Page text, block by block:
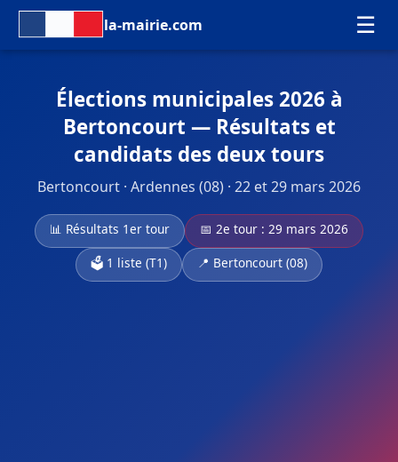
la-mairie.com ☰
Élections municipales 2026 à
Bertoncourt — Résultats et
candidats des deux tours
Bertoncourt · Ardennes (08) · 22 et 29 mars 2026
📊 Résultats 1er tour
📅 2e tour : 29 mars 2026
🗳️ 1 liste (T1)
📍 Bertoncourt (08)